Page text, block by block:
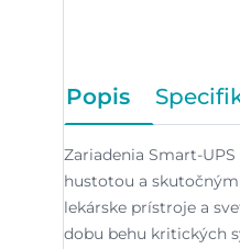
Popis
Zariadenia Smart-
hustotou a
lekárske prístroje a
dobu behu kritických